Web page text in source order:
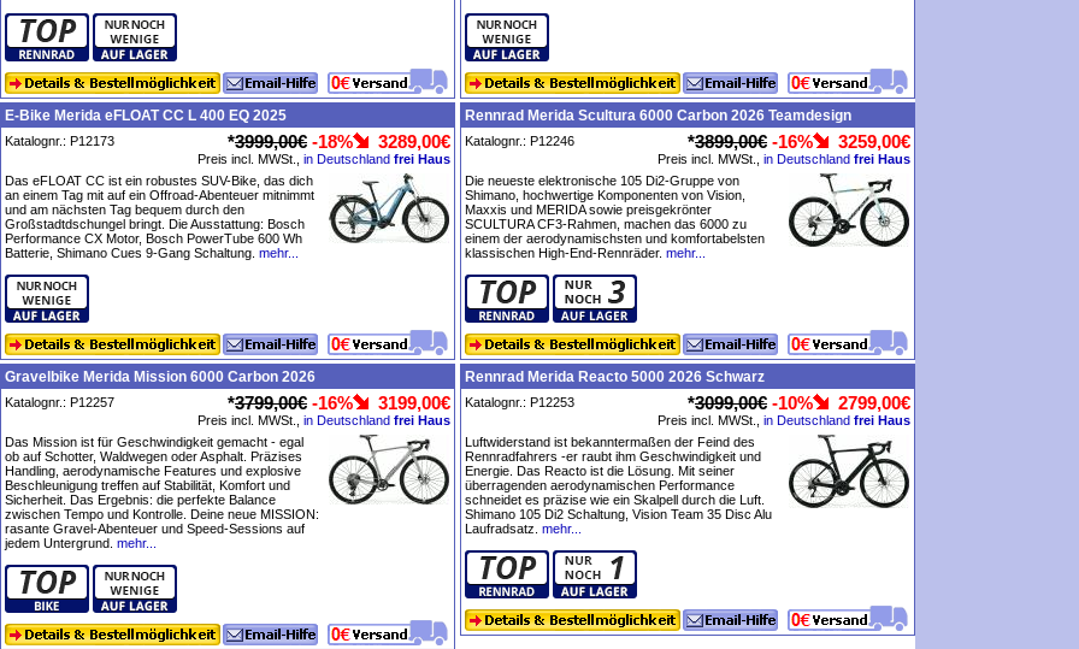
E-Bike Merida eFLOAT CC L 400 EQ 2025
Katalognr.: P12173 *3999,00€ -18% 3289,00€
Preis incl. MWSt., in Deutschland frei Haus
Das eFLOAT CC ist ein robustes SUV-Bike, das dich
an einem Tag mit auf ein Offroad-Abenteuer mitnimmt
und am nächsten Tag bequem durch den
Großstadtdschungel bringt. Die Ausstattung: Bosch
Performance CX Motor, Bosch PowerTube 600 Wh
Batterie, Shimano Cues 9-Gang Schaltung. mehr...
Rennrad Merida Scultura 6000 Carbon 2026 Teamdesign
Katalognr.: P12246 *3899,00€ -16% 3259,00€
Preis incl. MWSt., in Deutschland frei Haus
Die neueste elektronische 105 Di2-Gruppe von
Shimano, hochwertige Komponenten von Vision,
Maxxis und MERIDA sowie preisgekrönter
SCULTURA CF3-Rahmen, machen das 6000 zu
einem der aerodynamischsten und komfortabelsten
klassischen High-End-Rennräder. mehr...
Gravelbike Merida Mission 6000 Carbon 2026
Katalognr.: P12257 *3799,00€ -16% 3199,00€
Preis incl. MWSt., in Deutschland frei Haus
Das Mission ist für Geschwindigkeit gemacht - egal
ob auf Schotter, Waldwegen oder Asphalt. Präzises
Handling, aerodynamische Features und explosive
Beschleunigung treffen auf Stabilität, Komfort und
Sicherheit. Das Ergebnis: die perfekte Balance
zwischen Tempo und Kontrolle. Deine neue MISSION:
rasante Gravel-Abenteuer und Speed-Sessions auf
jedem Untergrund. mehr...
Rennrad Merida Reacto 5000 2026 Schwarz
Katalognr.: P12253 *3099,00€ -10% 2799,00€
Preis incl. MWSt., in Deutschland frei Haus
Luftwiderstand ist bekanntermaßen der Feind des
Rennradfahrers -er raubt ihm Geschwindigkeit und
Energie. Das Reacto ist die Lösung. Mit seiner
überragenden aerodynamischen Performance
schneidet es präzise wie ein Skalpell durch die Luft.
Shimano 105 Di2 Schaltung, Vision Team 35 Disc Alu
Laufradsatz. mehr...